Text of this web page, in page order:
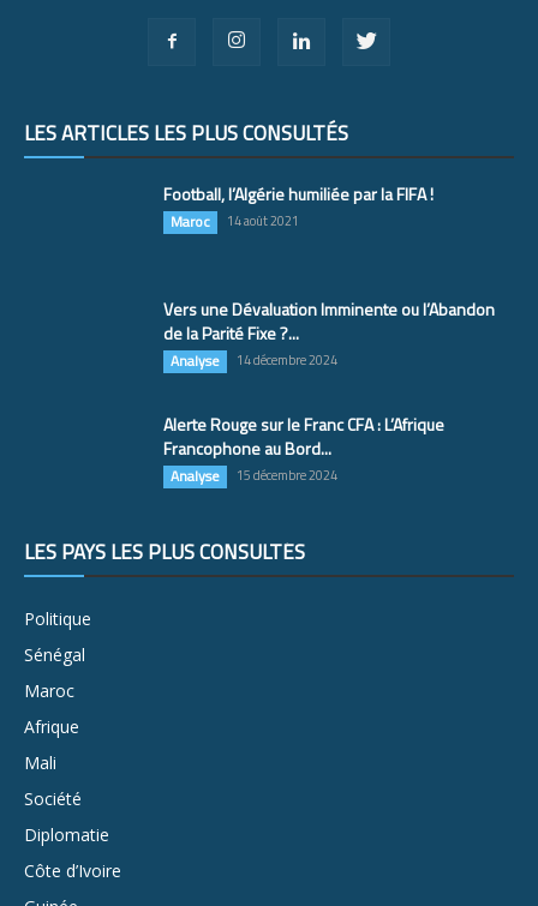
LES ARTICLES LES PLUS CONSULTÉS
Football, l’Algérie humiliée par la FIFA !
Maroc 14 août 2021
Vers une Dévaluation Imminente ou l’Abandon
de la Parité Fixe ?...
Analyse 14 décembre 2024
Alerte Rouge sur le Franc CFA : L’Afrique
Francophone au Bord...
Analyse 15 décembre 2024
LES PAYS LES PLUS CONSULTÉS
Politique
Sénégal
Maroc
Afrique
Mali
Société
Diplomatie
Côte d’Ivoire